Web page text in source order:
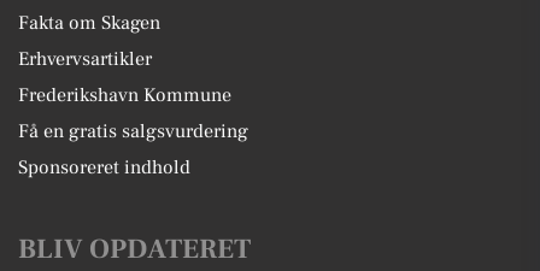
Fakta om Skagen
Erhvervsartikler
Frederikshavn Kommune
Få en gratis salgsvurdering
Sponsoreret indhold
BLIV OPDATERET